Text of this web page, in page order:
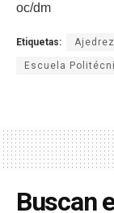
oc/dm
Etiquetas: Ajedrez
Escuela
Buscan